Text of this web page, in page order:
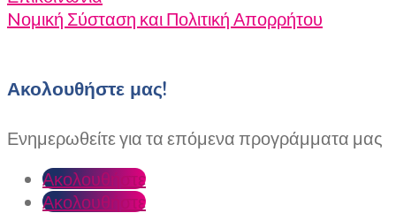
Nομική Σύσταση και Πολιτική Απορρήτου
Ακολουθήστε μας!
Ενημερωθείτε για τα επόμενα προγράμματα μας
Ακολουθήστε
Ακολουθήστε